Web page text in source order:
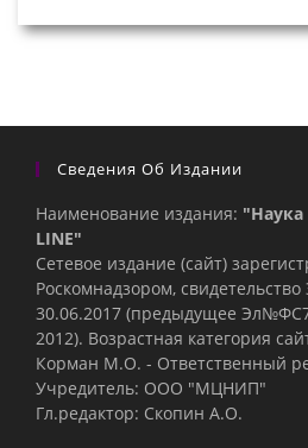
Сведения Об Издании
Наименование издания: "Наука
LINE"
Сетевое издание (сайт)
Роскомнадзором,
30.06.2017 (предыдущее
2012). Возрастная категория
Корман М.О. - Ответственный
Учредитель: ООО "МЦНИП"
Гл.редактор: Скопин А.О.